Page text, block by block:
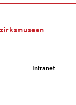
Intranet